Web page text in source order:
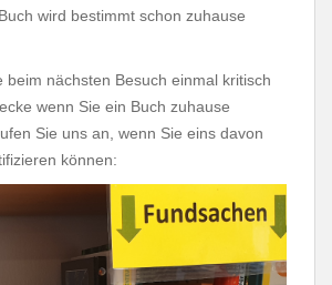
wird bestimmt schon zuhause
beim nächsten Besuch einmal kritisch
wenn Sie ein Buch zuhause
Sie uns an, wenn Sie eins davon
können: